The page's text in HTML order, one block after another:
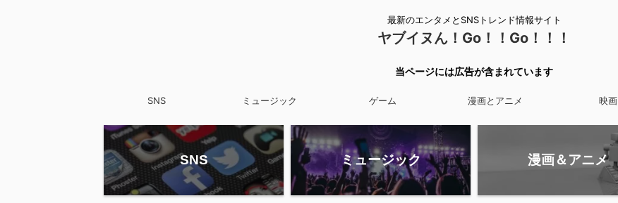
最新のエンタメとSNSトレンド情報サイト
ヤブイヌん！Go！！Go！！！
当ページには広告が含まれています
SNS ミュージック ゲーム 漫画とアニメ 映画
SNS ミュージック 漫画＆アニメ